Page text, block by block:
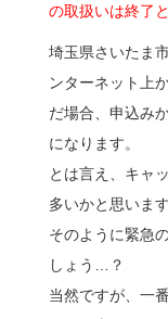
の取扱いは終了
埼玉県さいたま
ンターネット上
だ場合、申込み
になります。
とは言え、キャ
多いかと思います
そのように緊急
しょう…？
当然ですが、一